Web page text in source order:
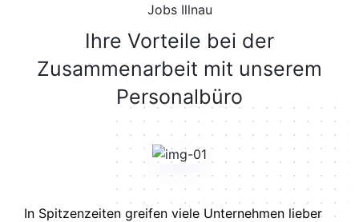
Jobs Illnau
Ihre Vorteile bei der
Zusammenarbeit mit unserem
Personalbüro
In Spitzenzeiten greifen viele Unternehmen lieber